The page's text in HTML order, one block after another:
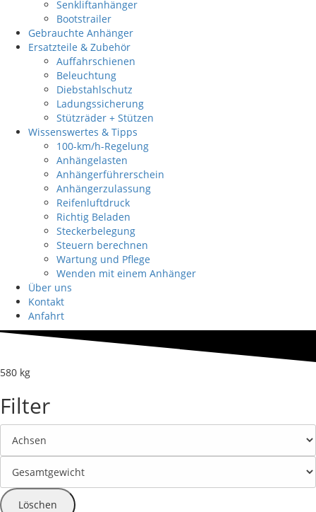
Senkliftanhänger
Bootstrailer
Gebrauchte Anhänger
Ersatzteile & Zubehör
Auffahrschienen
Beleuchtung
Diebstahlschutz
Ladungssicherung
Stützräder + Stützen
Wissenswertes & Tipps
100-km/h-Regelung
Anhängelasten
Anhängerführerschein
Anhängerzulassung
Reifenluftdruck
Richtig Beladen
Steckerbelegung
Steuern berechnen
Wartung und Pflege
Wenden mit einem Anhänger
Über uns
Kontakt
Anfahrt
580 kg
Filter
Löschen